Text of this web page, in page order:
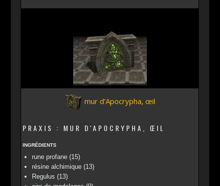
mur d’Apocrypha, œil
PRAXIS : MUR D'APOCRYPHA, ŒIL
INGRÉDIENTS
rune profane (15)
résine alchimique (13)
Regulus (13)